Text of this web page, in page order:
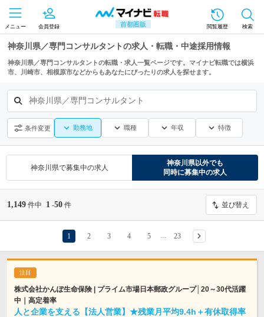
首都圏版
メニュー 会員登録 閲覧履歴 検索
神奈川県／専門コンサルタントの求人・転職・中途採用情報
神奈川県／専門コンサルタントの転職・求人一覧ページです。マイナビ転職では横浜
市、川崎市、相模原市などからもあなたにぴったりの求人を探せます。
神奈川県／専門コンサルタント
条件変更 勤務地 職種 年収 特徴
神奈川県で募集中の求人
神奈川県以外でも
同時に募集中の求人
1,149 件中 1 -50 件 並び替え
1 2 3 4 5 23
株式会社かんぽ生命保険 | プライム市場日本郵政グループ│20～30代活躍
中｜高定着率
人と企業を支える【法人営業】★残業月平均9.4h＋有休取得率